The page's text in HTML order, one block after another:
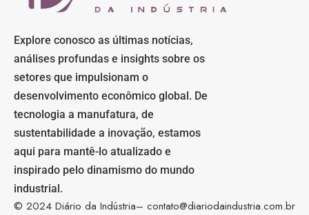
Explore conosco as últimas notícias,
análises profundas e insights sobre os
setores que impulsionam o
desenvolvimento econômico global. De
tecnologia a manufatura, de
sustentabilidade a inovação, estamos
aqui para mantê-lo atualizado e
inspirado pelo dinamismo do mundo
industrial.
© 2024 Diário da Indústria– contato@diariodaindustria.com.br